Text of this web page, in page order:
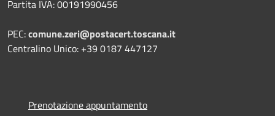
Partita IVA: 00191990456
PEC:comune.zeri@postacert.toscana.it
Centralino Unico: +39 0187 447127
Prenotazione appuntamento